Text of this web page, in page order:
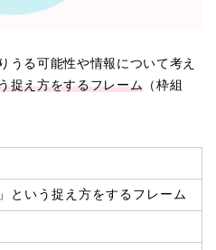
うる可能性や情報について考え
捉え方をするフレーム （枠組
という捉え方をするフレーム